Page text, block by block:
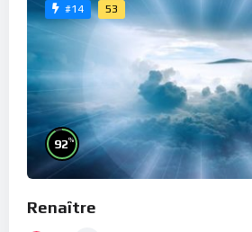
#14 53
92%
Renaître